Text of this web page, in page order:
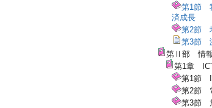
第1節
済成長
第2節
第3節
第Ⅱ部 情報
第1章
第1節
第2節
第3節